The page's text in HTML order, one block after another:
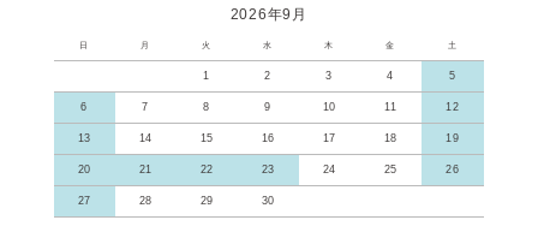
2026年9月
日 月 火 水 木 金 土
1 2 3 4 5
6 7 8 9 10 11 12
13 14 15 16 17 18 19
20 21 22 23 24 25 26
27 28 29 30